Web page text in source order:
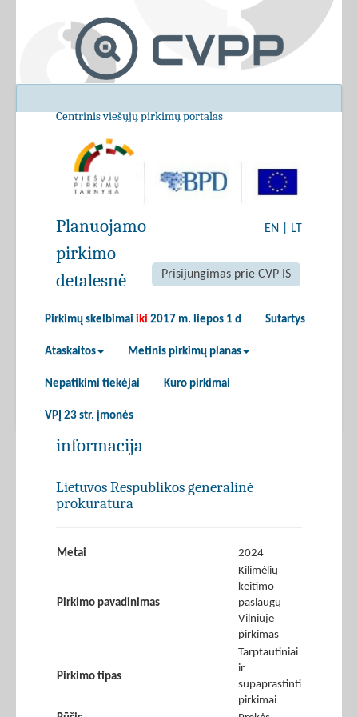
Centrinis viešųjų pirkimų portalas
EN LT
Prisijungimas prie CVP IS
Pirkimų skelbimai iki 2017 m. liepos 1 d Sutartys
Ataskaitos Metinis pirkimų planas
Nepatikimi tiekėjai Kuro pirkimai
VPĮ 23 str. įmonės
Planuojamo
pirkimo
detalesnė
informacija
Lietuvos Respublikos generalinė
prokuratūra
Metai 2024
Pirkimo pavadinimas
Kilimėlių
keitimo
paslaugų
Vilniuje
pirkimas
Pirkimo tipas
Tarptautiniai
ir
supaprastinti
pirkimai